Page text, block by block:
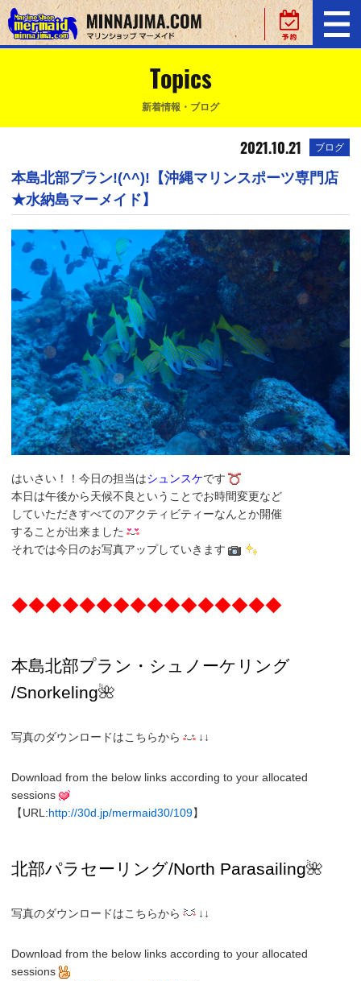
Topics
新着情報・ブログ
2021.10.21 ブログ
本島北部プラン!(^^)!【沖縄マリンスポーツ専門店
★水納島マーメイド】
はいさい！！今日の担当はシュンスケです
本日は午後から天候不良ということでお時間変更など
していただきすべてのアクティビティーなんとか開催
することが出来ました
それでは今日のお写真アップしていきます
◆◆◆◆◆◆◆◆◆◆◆◆◆◆◆◆
本島北部プラン・ シュノーケリング
/Snorkeling🌺
写真のダウンロードはこちらから ↓↓
Download from the below links according to your allocated
sessions
【URL:http://30d.jp/mermaid30/109】
北部パラセーリング/North Parasailing🌺
写真のダウンロードはこちらから ↓↓
Download from the below links according to your allocated
sessions